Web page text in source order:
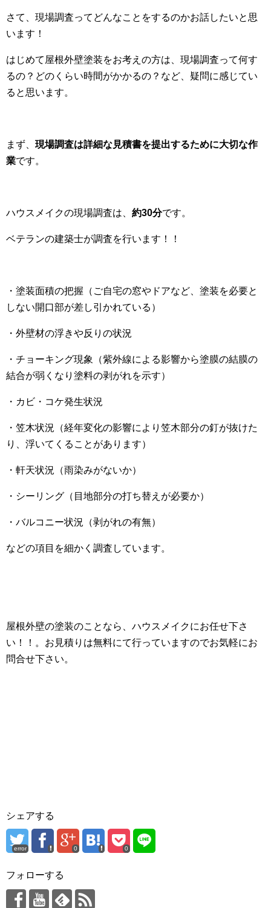
さて、現場調査ってどんなことをするのかお話したいと思
います！
はじめて屋根外壁塗装をお考えの方は、現場調査って何す
るの？どのくらい時間がかかるの？など、疑問に感じてい
ると思います。
まず、 現場調査は詳細な見積書を提出するために大切な作
業です。
ハウスメイクの現場調査は、 約30分です。
ベテランの建築士が調査を行います！！
・塗装面積の把握（ご自宅の窓やドアなど、塗装を必要と
しない開口部が差し引かれている）
・外壁材の浮きや反りの状況
・チョーキング現象（紫外線による影響から塗膜の結膜の
結合が弱くなり塗料の剥がれを示す）
・カビ・コケ発生状況
・笠木状況（経年変化の影響により笠木部分の釘が抜けた
り、浮いてくることがあります）
・軒天状況（雨染みがないか）
・シーリング（目地部分の打ち替えが必要か）
・バルコニー状況（剥がれの有無）
などの項目を細かく調査しています。
屋根外壁の塗装のことなら、ハウスメイクにお任せ下さ
い！！。お見積りは無料にて行っていますのでお気軽にお
問合せ下さい。
シェアする
error 0 0
フォローする